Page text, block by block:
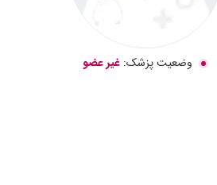
وضعیت پزشک: غیر عضو